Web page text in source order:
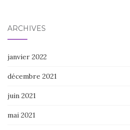
ARCHIVES
janvier 2022
décembre 2021
juin 2021
mai 2021